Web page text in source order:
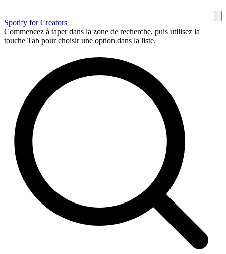
Spotify for Creators
Commencez à taper dans la zone de recherche, puis utilisez la
touche Tab pour choisir une option dans la liste.